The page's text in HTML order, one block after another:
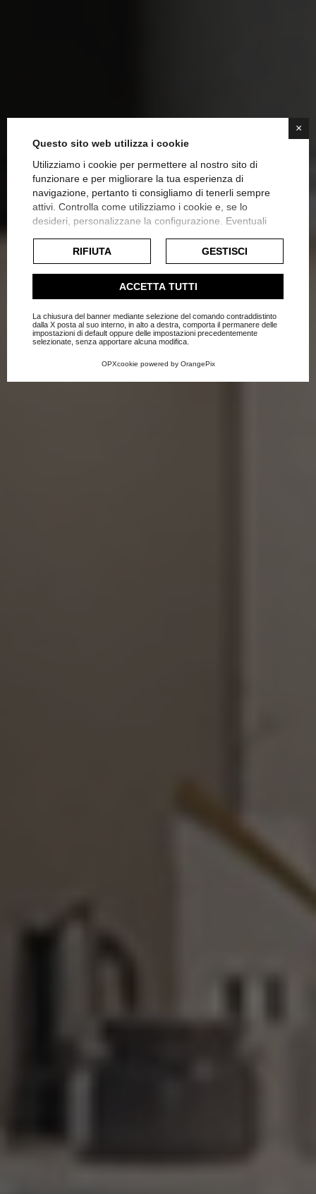
×
Questo sito web utilizza i cookie
Utilizziamo i cookie per permettere al nostro sito di
funzionare e per migliorare la tua esperienza di
navigazione, pertanto ti consigliamo di tenerli sempre
attivi. Controlla come utilizziamo i cookie e, se lo
desideri, personalizzane la configurazione. Eventuali
esclusivamente previa acquisizione del consenso
dell'utente.
Consulta l'informativa cookie completa.
RIFIUTA GESTISCI
ACCETTA TUTTI
La chiusura del banner mediante selezione del comando contraddistinto
dalla X posta al suo interno, in alto a destra, comporta il permanere delle
impostazioni di default oppure delle impostazioni precedentemente
selezionate, senza apportare alcuna modifica.
OPXcookie powered by OrangePix
Le cucine moderne di
Home Blog Cucine